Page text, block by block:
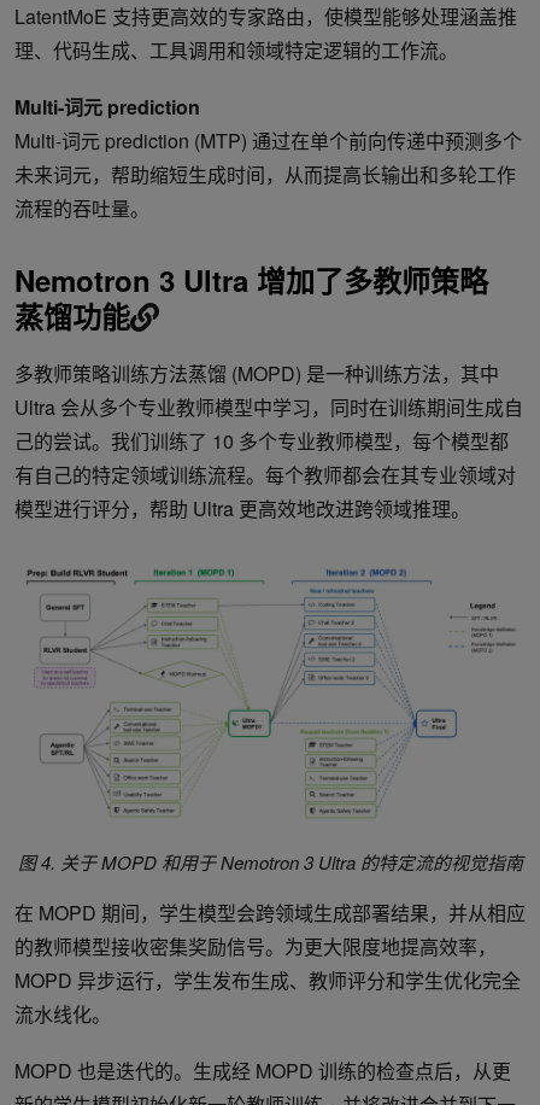
LatentMoE 支持更高效的专家路由，使模型能够处理涵盖推
理、代码生成、工具调用和领域特定逻辑的工作流。
Multi-词元 prediction
Multi-词元 prediction (MTP) 通过在单个前向传递中预测多个
未来词元，帮助缩短生成时间，从而提高长输出和多轮工作
流程的吞吐量。
Nemotron 3 Ultra 增加了多教师策略
蒸馏功能
多教师策略训练方法蒸馏 (MOPD) 是一种训练方法，其中
Ultra 会从多个专业教师模型中学习，同时在训练期间生成自
己的尝试。我们训练了 10 多个专业教师模型，每个模型都
有自己的特定领域训练流程。每个教师都会在其专业领域对
模型进行评分，帮助 Ultra 更高效地改进跨领域推理。
图 4. 关于 MOPD 和用于 Nemotron 3 Ultra 的特定流的视觉指南
在 MOPD 期间，学生模型会跨领域生成部署结果，并从相应
的教师模型接收密集奖励信号。为更大限度地提高效率，
MOPD 异步运行，学生发布生成、教师评分和学生优化完全
流水线化。
MOPD 也是迭代的。生成经 MOPD 训练的检查点后，从更